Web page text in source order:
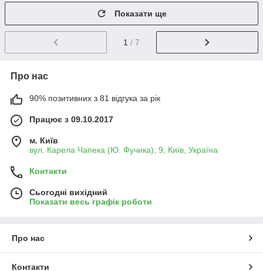
Показати ще
1 / 7
Про нас
90% позитивних з 81 відгука за рік
Працює з 09.10.2017
м. Київ
вул. Карела Чапека (Ю. Фучика), 9, Київ, Україна
Контакти
Сьогодні вихідний
Показати весь графік роботи
Про нас
Контакти